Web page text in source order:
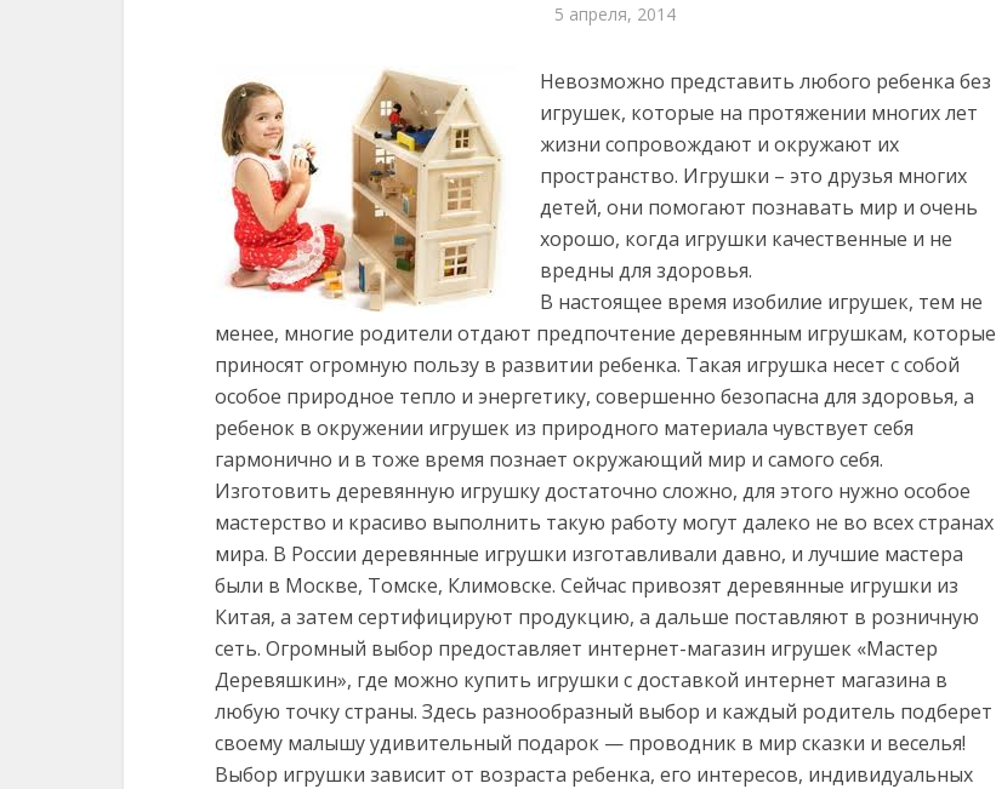
5 апреля, 2014
Невозможно представить любого ребенка без
игрушек, которые на протяжении многих лет
жизни сопровождают и окружают их
пространство. Игрушки – это друзья многих
детей, они помогают познавать мир и очень
хорошо, когда игрушки качественные и не
вредны для здоровья.
В настоящее время изобилие игрушек, тем не
менее, многие родители отдают предпочтение деревянным игрушкам, которые
приносят огромную пользу в развитии ребенка. Такая игрушка несет с собой
особое природное тепло и энергетику, совершенно безопасна для здоровья, а
ребенок в окружении игрушек из природного материала чувствует себя
гармонично и в тоже время познает окружающий мир и самого себя.
Изготовить деревянную игрушку достаточно сложно, для этого нужно особое
мастерство и красиво выполнить такую работу могут далеко не во всех странах
мира. В России деревянные игрушки изготавливали давно, и лучшие мастера
были в Москве, Томске, Климовске. Сейчас привозят деревянные игрушки из
Китая, а затем сертифицируют продукцию, а дальше поставляют в розничную
сеть. Огромный выбор предоставляет интернет-магазин игрушек «Мастер
Деревяшкин», где можно купить игрушки с доставкой интернет магазина в
любую точку страны. Здесь разнообразный выбор и каждый родитель подберет
своему малышу удивительный подарок — проводник в мир сказки и веселья!
Выбор игрушки зависит от возраста ребенка, его интересов, индивидуальных